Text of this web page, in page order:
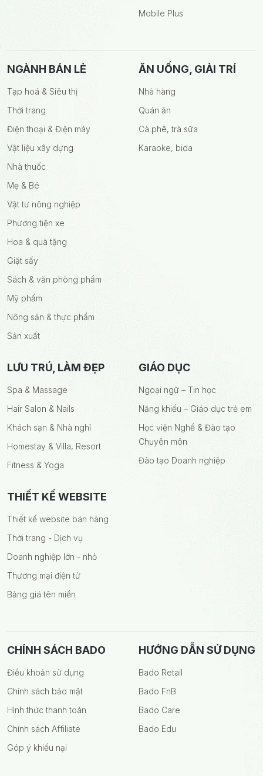
Mobile Plus
NGÀNH BÁN LẺ
Tạp hoá & Siêu thị
Thời trang
Điện thoại & Điện máy
Vật liệu xây dựng
Nhà thuốc
Mẹ & Bé
Vật tư nông nghiệp
Phương tiện xe
Hoa & quà tặng
Giặt sấy
Sách & văn phòng phẩm
Mỹ phẩm
Nông sản & thực phẩm
Sản xuất
ĂN UỐNG, GIẢI TRÍ
Nhà hàng
Quán ăn
Cà phê, trà sữa
Karaoke, bida
LƯU TRÚ, LÀM ĐẸP
Spa & Massage
Hair Salon & Nails
Khách sạn & Nhà nghỉ
Homestay & Villa, Resort
Fitness & Yoga
GIÁO DỤC
Ngoại ngữ – Tin học
Năng khiếu – Giáo dục trẻ em
Học viện Nghề & Đào tạo
Chuyên môn
Đào tạo Doanh nghiệp
THIẾT KẾ WEBSITE
Thiết kế website bán hàng
Thời trang - Dịch vụ
Doanh nghiệp lớn - nhỏ
Thương mại điện tử
Bảng giá tên miền
CHÍNH SÁCH BADO
Điều khoản sử dụng
Chính sách bảo mật
Hình thức thanh toán
Chính sách Affiliate
Góp ý khiếu nại
HƯỚNG DẪN SỬ DỤNG
Bado Retail
Bado FnB
Bado Care
Bado Edu